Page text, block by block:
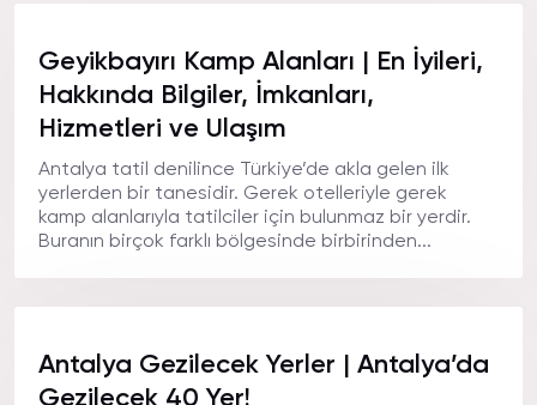
Geyikbayırı Kamp Alanları | En İyileri,
Hakkında Bilgiler, İmkanları,
Hizmetleri ve Ulaşım
Antalya tatil denilince Türkiye’de akla gelen ilk
yerlerden bir tanesidir. Gerek otelleriyle gerek
kamp alanlarıyla tatilciler için bulunmaz bir yerdir.
Buranın birçok farklı bölgesinde birbirinden...
Antalya Gezilecek Yerler | Antalya’da
Gezilecek 40 Yer!